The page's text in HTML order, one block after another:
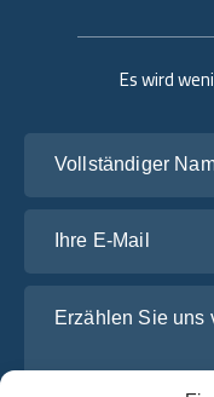
Es wird